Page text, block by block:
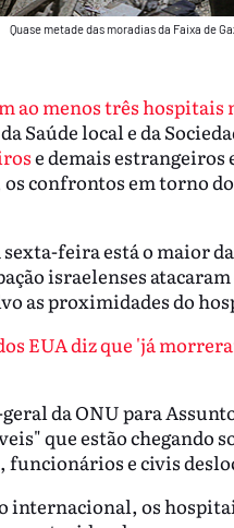
Quase metade das moradias da Faixa de
ao menos três hospitais
Saúde local e da
e demais estrangeiros
os confrontos em torno
feira está o maior
israelenses
as proximidades do
EUA diz que 'já
da ONU para
que estão chegando
funcionários e civis
os